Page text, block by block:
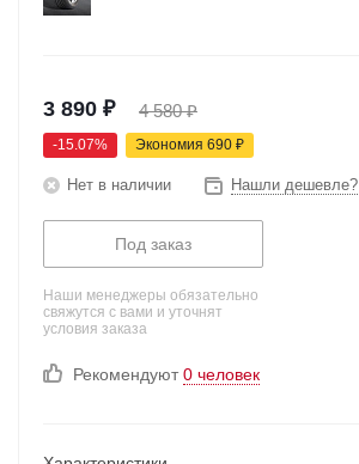
3 890 ₽ 4 580₽
-15.07% Экономия 690 ₽
Нет в наличии Нашли дешевле?
Под заказ
Наши менеджеры обязательно
свяжутся с вами и уточнят
условия заказа
Рекомендуют0 человек